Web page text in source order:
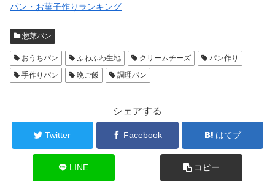
パン・お菓子作りランキング
惣菜パン
おうちパン ふわふわ生地 クリームチーズ
パン作り
手作りパン
晩ご飯 調理パン
シェアする
Twitter Facebook はてブ
LINE コピー